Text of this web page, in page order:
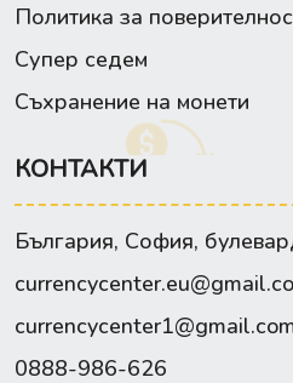
Политика за
Супер седем
Съхранение на монети
КОНТАКТИ
България, София,
0888-986-626